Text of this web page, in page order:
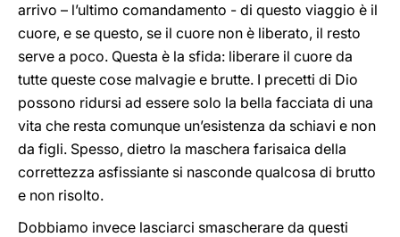
arrivo – l’ultimo comandamento - di questo viaggio è il
cuore, e se questo, se il cuore non è liberato, il resto
serve a poco. Questa è la sfida: liberare il cuore da
tutte queste cose malvagie e brutte. I precetti di Dio
possono ridursi ad essere solo la bella facciata di una
vita che resta comunque un’esistenza da schiavi e non
da figli. Spesso, dietro la maschera farisaica della
correttezza asfissiante si nasconde qualcosa di brutto
e non risolto.
Dobbiamo invece lasciarci smascherare da questi